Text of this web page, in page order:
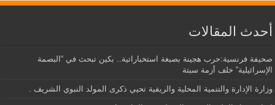
أحدث المقالات
صحيفة فرنسية:حرب هجينة بصبغة استخباراتية.. بكين تبحث في “البصمة
الإسرائيلية” خلف أزمة سبتة
وزارة الإدارة والتنمية المحلية والريفية تحيي ذكرى المولد النبوي الشريف .